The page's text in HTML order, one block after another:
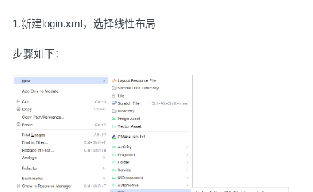
1.新建login.xml，选择线性布局
步骤如下：